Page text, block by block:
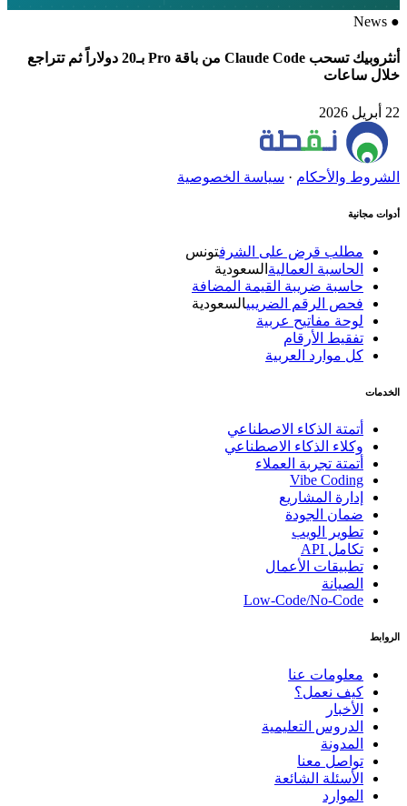
●
News
أنثروبيك تسحب Claude Code من باقة Pro بـ20 دولاراً ثم تتراجع
خلال ساعات
22 أبريل 2026
الشروط والأحكام· سياسة الخصوصية
أدوات مجانية
مطلب قرض على الشرف تونس
الحاسبة العماليةالسعودية
حاسبة ضريبة القيمة المضافة
فحص الرقم الضريبيالسعودية
لوحة مفاتيح عربية
تفقيط الأرقام
كل موارد العربية
الخدمات
أتمتة الذكاء الاصطناعي
وكلاء الذكاء الاصطناعي
أتمتة تجربة العملاء
Vibe Coding
إدارة المشاريع
ضمان الجودة
تطوير الويب
تكامل API
تطبيقات الأعمال
الصيانة
Low-Code/No-Code
الروابط
معلومات عنا
كيف نعمل؟
الأخبار
الدروس التعليمية
المدونة
تواصل معنا
الأسئلة الشائعة
الموارد